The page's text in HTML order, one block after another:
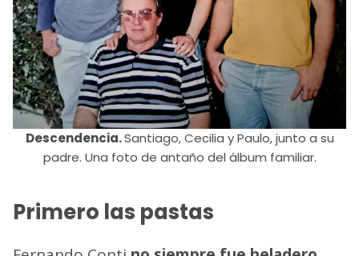
Descendencia.Santiago, Cecilia y Paulo, junto a su
padre. Una foto de antaño del álbum familiar.
Primero las pastas